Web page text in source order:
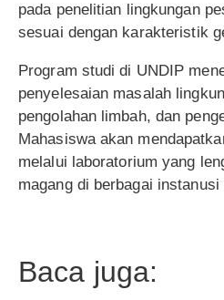
pada penelitian lingkungan
sesuai dengan karakteristik
Program studi di UNDIP
penyelesaian masalah
pengolahan limbah, dan
Mahasiswa akan
melalui laboratorium yang
magang di berbagai
Baca juga: